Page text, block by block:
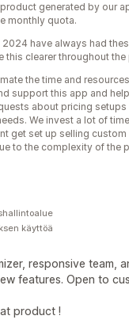
generated by our
monthly quota.
have always had
this clearer throughout the
the time and
support this app and
about pricing
We invest a lot of
get set up selling
to the complexity of the
responsive team,
features. Open to
product !
käyttöä